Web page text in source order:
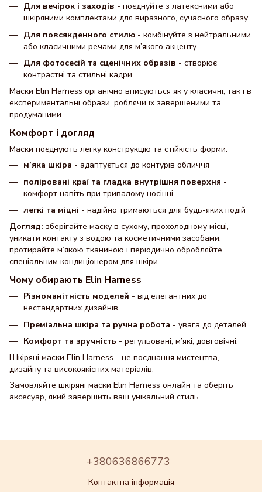
Для вечірок і заходів - поєднуйте з латексними або
шкіряними комплектами для виразного, сучасного образу.
Для повсякденного стилю - комбінуйте з нейтральними
або класичними речами для м’якого акценту.
Для фотосесій та сценічних образів - створює
контрастні та стильні кадри.
Маски Elin Harness органічно вписуються як у класичні, так і в
експериментальні образи, роблячи їх завершеними та
продуманими.
Комфорт і догляд
Маски поєднують легку конструкцію та стійкість форми:
м’яка шкіра - адаптується до контурів обличчя
поліровані краї та гладка внутрішня поверхня -
комфорт навіть при тривалому носінні
легкі та міцні - надійно тримаються для будь-яких подій
Догляд: зберігайте маску в сухому, прохолодному місці,
уникати контакту з водою та косметичними засобами,
протирайте м’якою тканиною і періодично обробляйте
спеціальним кондиціонером для шкіри.
Чому обирають Elin Harness
Різноманітність моделей - від елегантних до
нестандартних дизайнів.
Преміальна шкіра та ручна робота - увага до деталей.
Комфорт та зручність - регульовані, м’які, довговічні.
Шкіряні маски Elin Harness - це поєднання мистецтва,
дизайну та високоякісних матеріалів.
Замовляйте шкіряні маски Elin Harness онлайн та оберіть
аксесуар, який завершить ваш унікальний стиль.
+380636866773
Контактна інформація